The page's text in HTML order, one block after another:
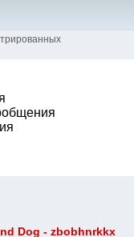
Dog - zbobhnrkkx